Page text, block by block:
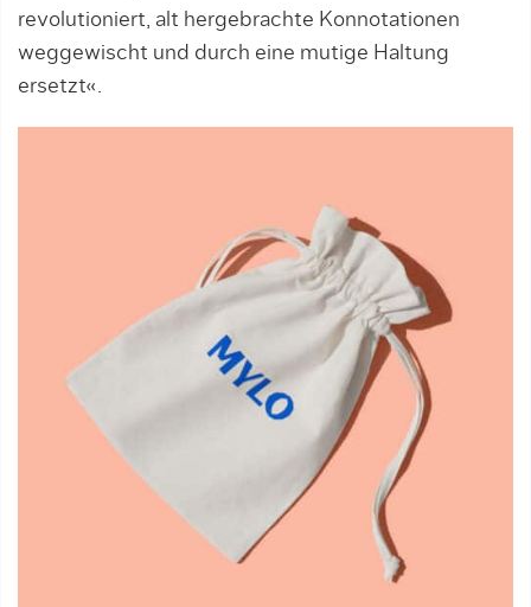
revolutioniert, alt hergebrachte Konnotationen
weggewischt und durch eine mutige Haltung
ersetzt«.